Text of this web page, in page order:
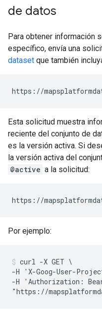
de datos
Para obtener información
específico, envía una
dataset que también
https://
Esta solicitud muestra
reciente del conjunto de
es la versión activa. Si
la versión activa del
@active a la solicitud:
https://
Por ejemplo:
curl -X GET \
-H 'X-Goog-User-
-H 'Authorization:
"https://